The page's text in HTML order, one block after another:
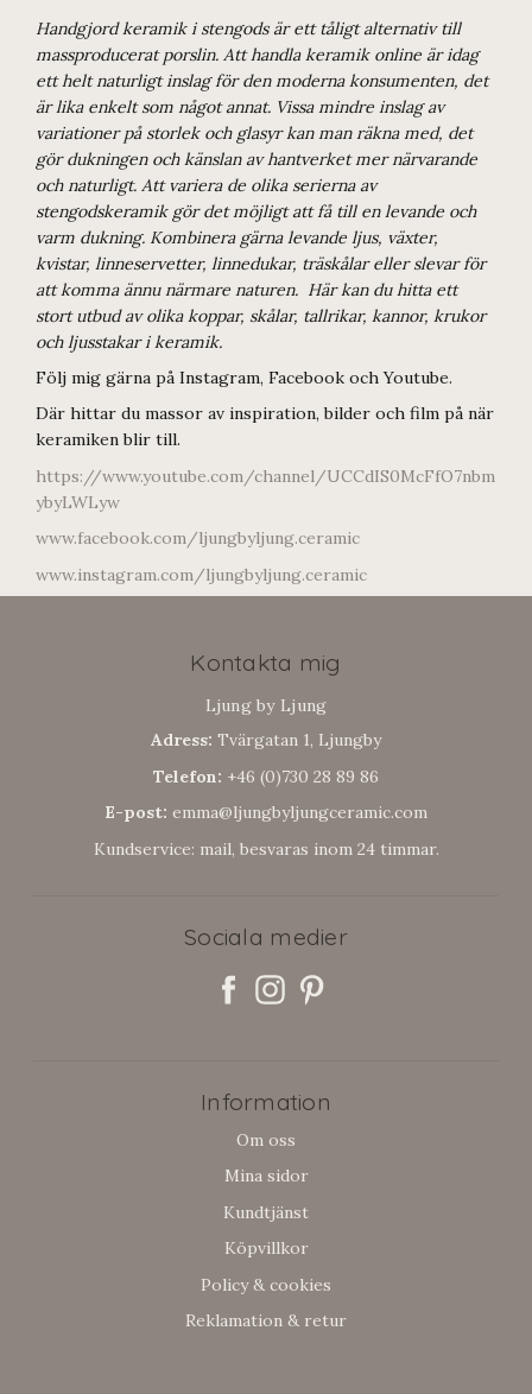
Handgjord keramik i stengods är ett tåligt alternativ till
massproducerat porslin. Att handla keramik online är idag
ett helt naturligt inslag för den moderna konsumenten, det
är lika enkelt som något annat. Vissa mindre inslag av
variationer på storlek och glasyr kan man räkna med, det
gör dukningen och känslan av hantverket mer närvarande
och naturligt. Att variera de olika serierna av
stengodskeramik gör det möjligt att få till en levande och
varm dukning. Kombinera gärna levande ljus, växter,
kvistar, linneservetter, linnedukar, träskålar eller slevar för
att komma ännu närmare naturen. Här kan du hitta ett
stort utbud av olika koppar, skålar, tallrikar, kannor, krukor
och ljusstakar i keramik.
Följ mig gärna på Instagram, Facebook och Youtube.
Där hittar du massor av inspiration, bilder och film på när
keramiken blir till.
https://www.youtube.com/channel/UCCdIS0McFfO7nbm
ybyLWLyw
www.facebook.com/ljungbyljung.ceramic
www.instagram.com/ljungbyljung.ceramic
Kontakta mig
Ljung by Ljung
Adress: Tvärgatan 1, Ljungby
Telefon: +46 (0)730 28 89 86
E-post: emma@ljungbyljungceramic.com
Kundservice: mail, besvaras inom 24 timmar.
Sociala medier
Information
Om oss
Mina sidor
Kundtjänst
Köpvillkor
Policy & cookies
Reklamation & retur